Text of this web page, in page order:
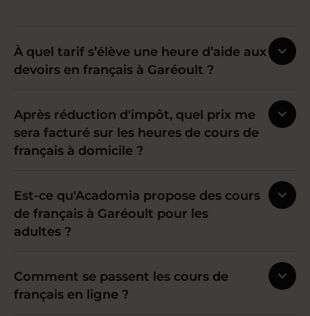
À quel tarif s’élève une heure d’aide aux
devoirs en français à Garéoult ?
Après réduction d'impôt, quel prix me
sera facturé sur les heures de cours de
français à domicile ?
Est-ce qu'Acadomia propose des cours
de français à Garéoult pour les
adultes ?
Comment se passent les cours de
français en ligne ?